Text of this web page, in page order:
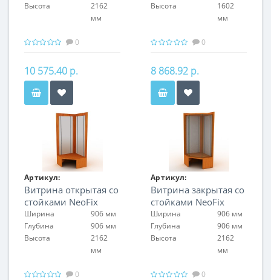
Высота
2162
мм
0
10 575.40 р.
Высота
1602
мм
0
8 868.92 р.
Артикул:
FIN.S.CON.H.NF.00
Витрина открытая со
стойками NeoFix
Ширина
906 мм
Глубина
906 мм
Высота
2162
мм
0
Артикул:
FIN.V.CON.H.NF.00
Витрина закрытая со
стойками NeoFix
Ширина
906 мм
Глубина
906 мм
Высота
2162
мм
0